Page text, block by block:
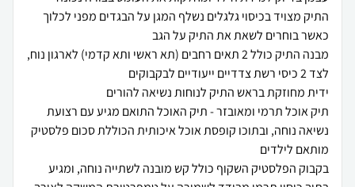
התיק מצויד בכיסוי גלגלים נשלף המגן על הבגדים מפני לכלוך
מבנה התיק כולל 2 תאים רחבים (תא ראשי ותא קדמי) לארגון נוח,
תיק אוכל תרמי ומאובזר - תיק האוכל התואם מגיע עם רצועת
נשיאה נוחה, ובתוכו קופסת אוכל איכותית הכוללת סכום פלסטיק
בקבוק הפלסטיק השקוף כולל קש מובנה לשתייה נוחה, ומגיע